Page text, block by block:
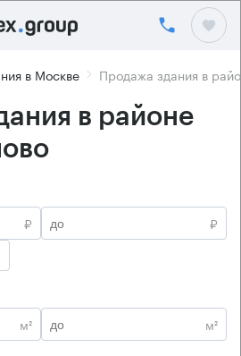
в Москве Продажа здания в
в районе
₽
₽
м²
м²